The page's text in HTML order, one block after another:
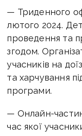
— Триденного
лютого 2024.
проведення та
згодом.
учасників на
та харчування
програми.
— Онлайн-
час якої